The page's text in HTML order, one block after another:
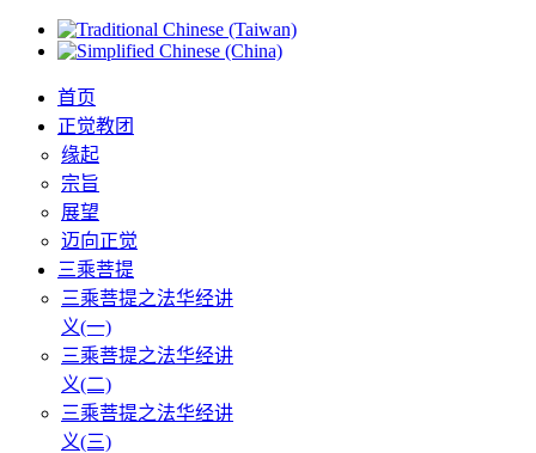
首页
正觉教团
缘起
宗旨
展望
迈向正觉
三乘菩提
三乘菩提之法华经讲
义(一)
三乘菩提之法华经讲
义(二)
三乘菩提之法华经讲
义(三)